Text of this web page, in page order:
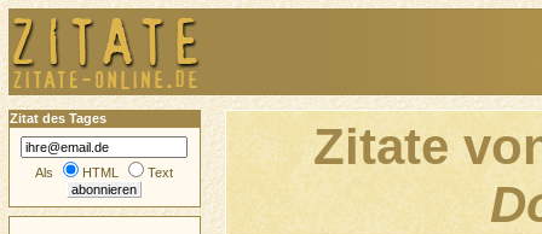
Zitate
Zitat des Tages
Als HTML Text